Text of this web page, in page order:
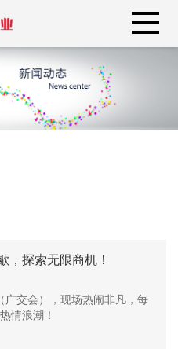
，探索无限商机！
广交会），现场热闹非凡，每
情浪潮！